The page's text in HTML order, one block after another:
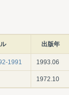
出版年
1991 1993.06
1972.10